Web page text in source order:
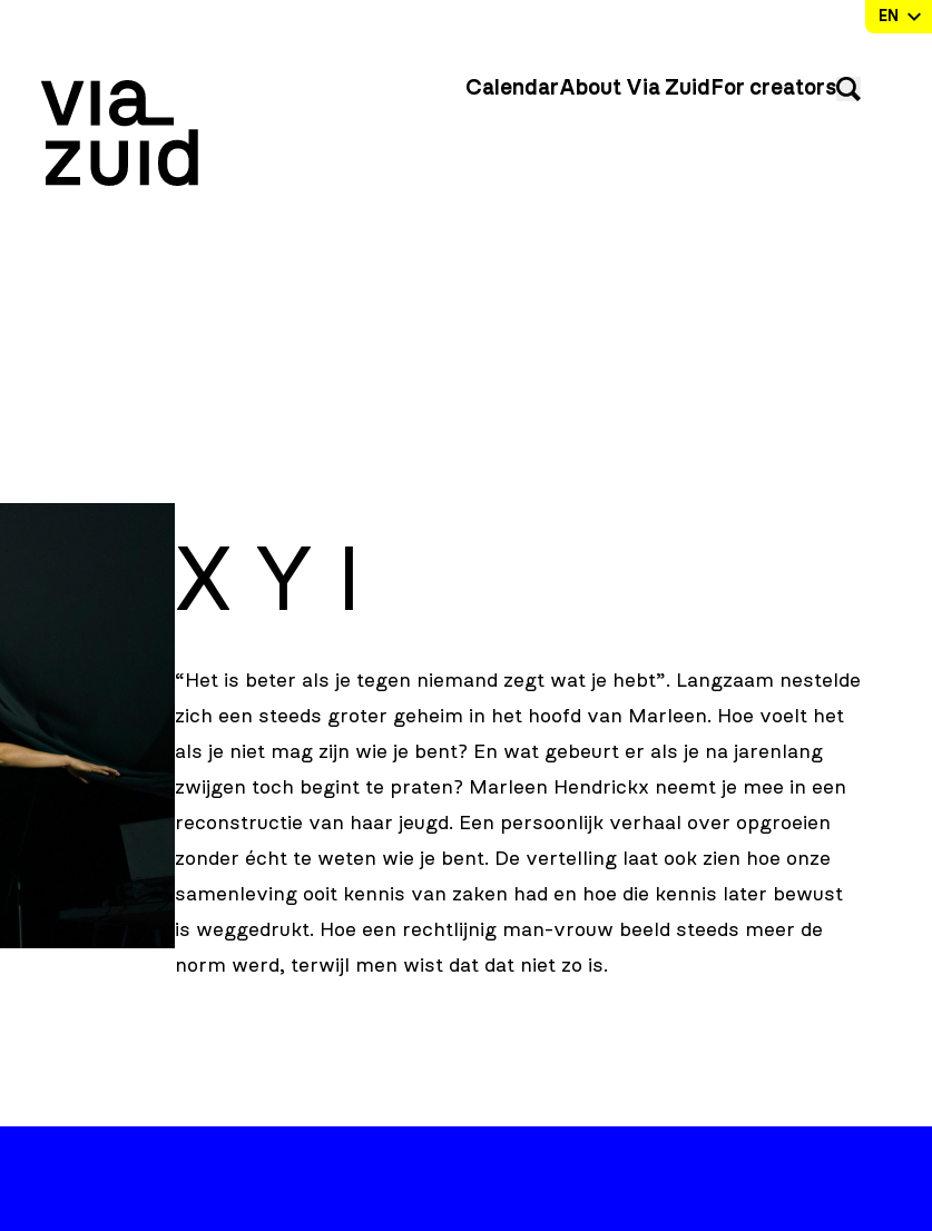
CalendarAbout Via Zuid For creators
X Y I
“Het is beter als je tegen niemand zegt wat je hebt”. Langzaam nestelde
zich een steeds groter geheim in het hoofd van Marleen. Hoe voelt het
als je niet mag zijn wie je bent? En wat gebeurt er als je na jarenlang
zwijgen toch begint te praten? Marleen Hendrickx neemt je mee in een
reconstructie van haar jeugd. Een persoonlijk verhaal over opgroeien
zonder écht te weten wie je bent. De vertelling laat ook zien hoe onze
samenleving ooit kennis van zaken had en hoe die kennis later bewust
is weggedrukt. Hoe een rechtlijnig man-vrouw beeld steeds meer de
norm werd, terwijl men wist dat dat niet zo is.